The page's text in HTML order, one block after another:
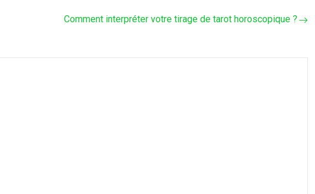
Comment interpréter votre tirage de tarot horoscopique ?